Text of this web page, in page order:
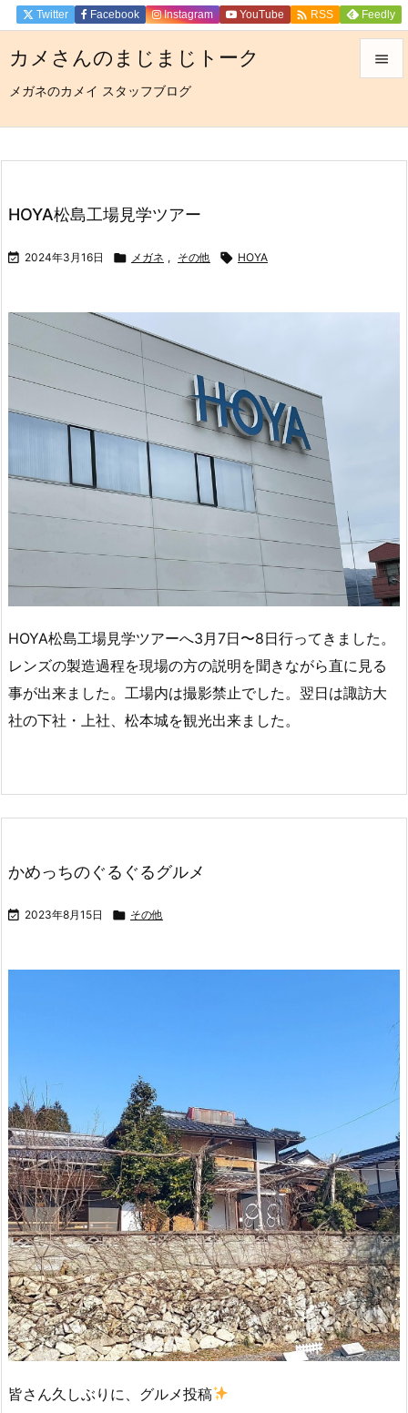
カメさんのまじまじトーク
メガネのカメイ スタッフブログ

サイド
Twitter Facebook Instagram YouTube  RSS Feedly
HOYA松島工場見学ツアー
 2024年3月16日  メガネ , その他  HOYA
HOYA松島工場見学ツアーへ3月7日〜8日行ってきました。
レンズの製造過程を現場の方の説明を聞きながら直に見る
事が出来ました。工場内は撮影禁止でした。翌日は諏訪大
社の下社・上社、松本城を観光出来ました。
かめっちのぐるぐるグルメ
 2023年8月15日  その他
皆さん久しぶりに、グルメ投稿